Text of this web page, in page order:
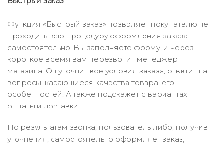
Функция «Быстрый заказ» позволяет покупателю не
проходить всю процедуру оформления заказа
самостоятельно. Вы заполняете форму, и через
короткое время вам перезвонит менеджер
магазина. Он уточнит все условия заказа, ответит на
вопросы, касающиеся качества товара, его
особенностей. А также подскажет о вариантах
оплаты и доставки.
По результатам звонка, пользователь либо, получив
уточнения, самостоятельно оформляет заказ,